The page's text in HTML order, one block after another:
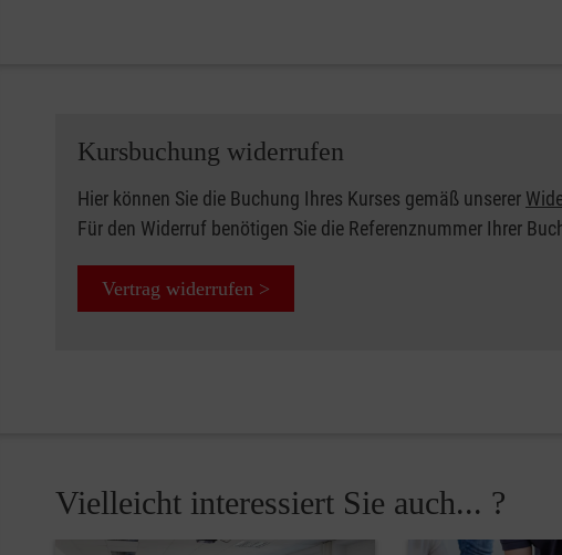
Kursbuchung widerrufen
Hier können Sie die Buchung Ihres Kurses gemäß unserer
Für den Widerruf benötigen Sie die Referenznummer Ihrer
Vertrag widerrufen >
Vielleicht interessiert Sie auch... ?